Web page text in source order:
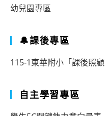
幼兒園專區
🔔課後專區
115-1東華附小「課後照
自主學習專區